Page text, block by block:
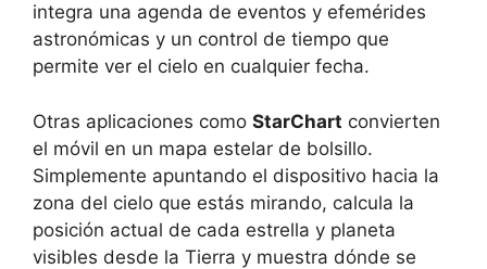
integra una agenda de eventos y efemérides
astronómicas y un control de tiempo que
permite ver el cielo en cualquier fecha.
Otras aplicaciones como StarChart convierten
el móvil en un mapa estelar de bolsillo.
Simplemente apuntando el dispositivo hacia la
zona del cielo que estás mirando, calcula la
posición actual de cada estrella y planeta
visibles desde la Tierra y muestra dónde se